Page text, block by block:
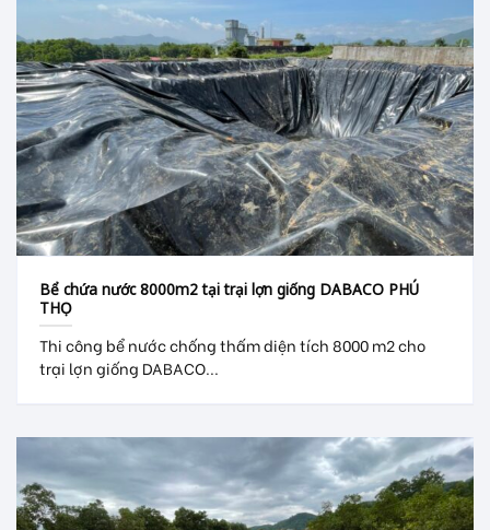
Bể chứa nước 8000m2 tại trại lợn giống DABACO PHÚ
THỌ
Thi công bể nước chống thấm diện tích 8000 m2 cho
trại lợn giống DABACO...